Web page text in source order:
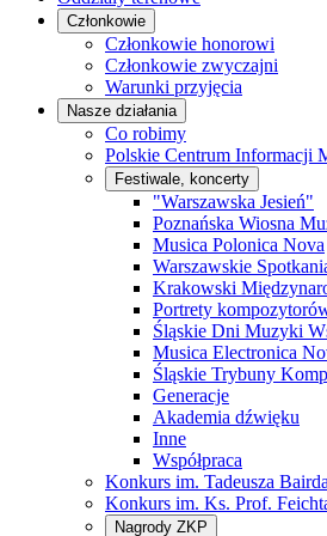
Członkowie
Członkowie honorowi
Członkowie zwyczajni
Warunki przyjęcia
Nasze działania
Co robimy
Polskie Centrum Informacji
Festiwale, koncerty
"Warszawska Jesień"
Poznańska Wiosna
Musica Polonica Nova
Warszawskie
Krakowski
Portrety
Śląskie Dni Muzyki
Musica Electronica
Śląskie Trybuny
Generacje
Akademia dźwięku
Inne
Współpraca
Konkurs im. Tadeusza Bairda
Konkurs im. Ks. Prof.
Nagrody ZKP